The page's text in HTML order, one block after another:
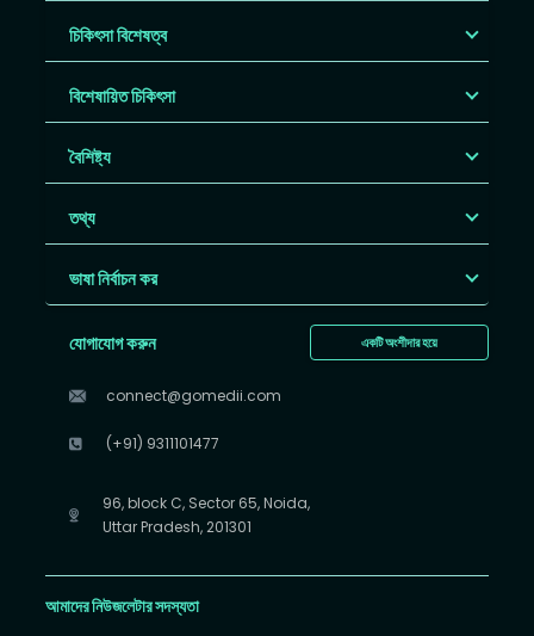
চিকিৎসা বিশেষত্ব
বিশেষায়িত চিকিৎসা
বৈশিষ্ট্য
তথ্য
ভাষা নির্বাচন কর
একটি অংশীদার হয়ে
যোগাযোগ করুন
connect@gomedii.com
(+91) 9311101477
96, block C, Sector 65, Noida,
Uttar Pradesh, 201301
আমাদের নিউজলেটার সদস্যতা